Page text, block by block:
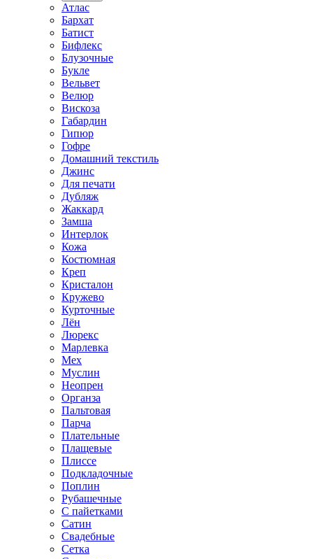
Атлас
Бархат
Батист
Бифлекс
Блузочные
Букле
Вельвет
Велюр
Вискоза
Габардин
Гипюр
Гофре
Домашний текстиль
Джинс
Для печати
Дубляж
Жаккард
Замша
Интерлок
Кожа
Костюмная
Креп
Кристалон
Кружево
Курточные
Лён
Люрекс
Марлевка
Мех
Муслин
Неопрен
Органза
Пальтовая
Парча
Плательные
Плащевые
Плиссе
Подкладочные
Поплин
Рубашечные
С пайетками
Сатин
Свадебные
Сетка